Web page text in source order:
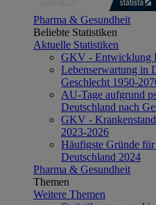
Pharma & Gesundheit
Beliebte Statistiken
Aktuelle Statistiken
GKV - Entwicklung
Lebenserwartung in
Geschlecht 1950-
AU-Tage aufgrund
Deutschland nach
GKV -
2023-2026
Häufigste Gründe
Deutschland 2024
Pharma & Gesundheit
Themen
Weitere Themen